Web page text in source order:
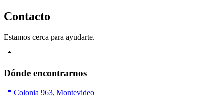
Contacto
Estamos cerca para ayudarte.
📍
Dónde encontrarnos
📍 Colonia 963, Montevideo